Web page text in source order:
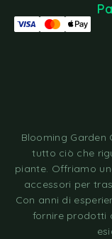
Blooming Garden
tutto ciò che
piante. Offriamo
accessori per
Con anni di
fornire prodotti